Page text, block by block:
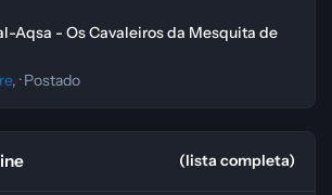
Aqsa - Os Cavaleiros da Mesquita de
, ·Postado
(lista completa)